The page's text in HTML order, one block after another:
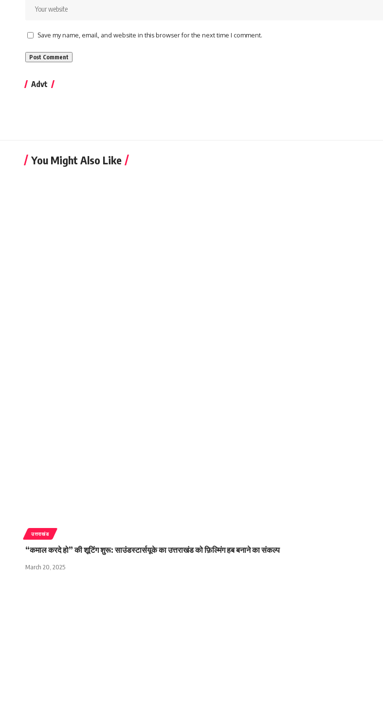
Save my name, email, and website in this browser for the next time I comment.
Advt
You Might Also Like
उत्तराखंड
“कमाल करदे हो” की शूटिंग शुरू: साउंडस्टार्सयूके का उत्तराखंड को फ़िल्मिंग हब बनाने का संकल्प
March 20, 2025